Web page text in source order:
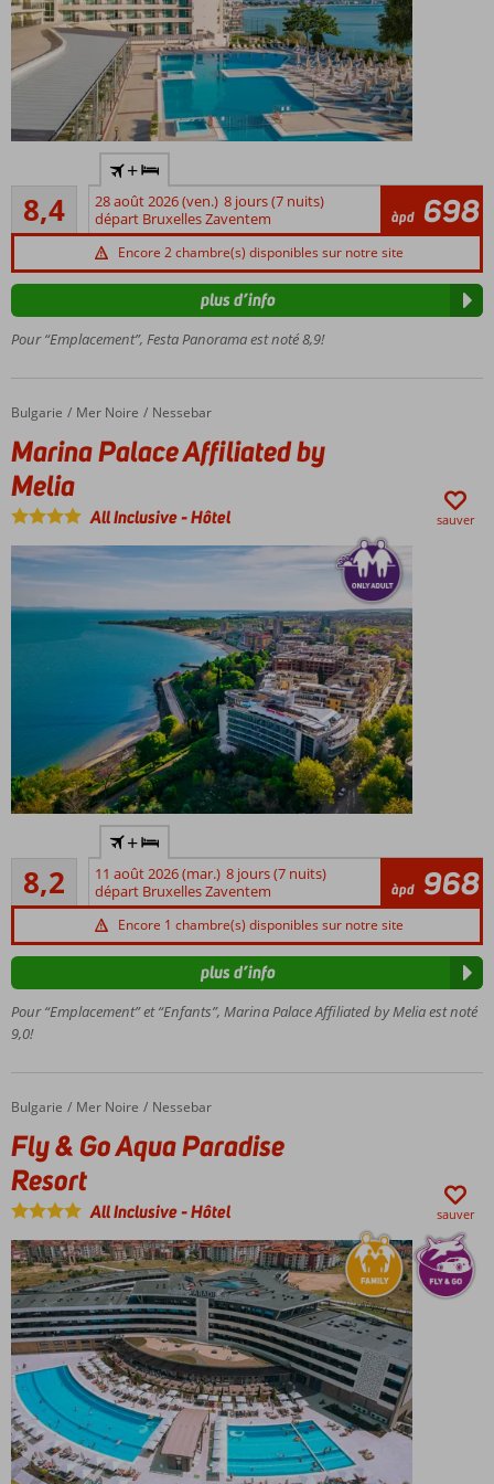
Emplacement
Nessebar
Vue
fantastique
sur la mer
Séjour
all-in
8,4
Très bon
54
commentaires
+
28 août 2026 (ven.) 8 jours (7 nuits)
départ Bruxelles Zaventem
àpd 698
Encore 2 chambre(s) disponibles sur notre site
Pour “Emplacement”, Festa Panorama est noté 8,9!
plus d’info
Accueil
Bulgarie Mer Noire Nessebar
Marina Palace Affiliated by Melia
Marina Palace Affiliated by
Melia
All Inclusive-Hôtel sauver
Emplacement
calme à 500m
du centre
À
de la
plage
Sky bar avec
vue
8,2Très bon
27
commentaires
+
11 août 2026 (mar.) 8 jours (7 nuits)
départ Bruxelles Zaventem
àpd 968
Encore 1 chambre(s) disponibles sur notre site
Pour “Emplacement” et “Enfants”, Marina Palace Affiliated by Melia est noté
9,0!
plus d’info
Accueil
Bulgarie Mer Noire Nessebar
Fly & Go Aqua Paradise Resort
Fly & Go Aqua Paradise
Resort
All Inclusive-Hôtel sauver